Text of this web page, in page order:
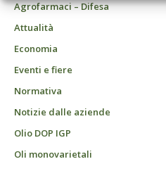
Agrofarmaci – Difesa
Attualità
Economia
Eventi e fiere
Normativa
Notizie dalle aziende
Olio DOP IGP
Oli monovarietali